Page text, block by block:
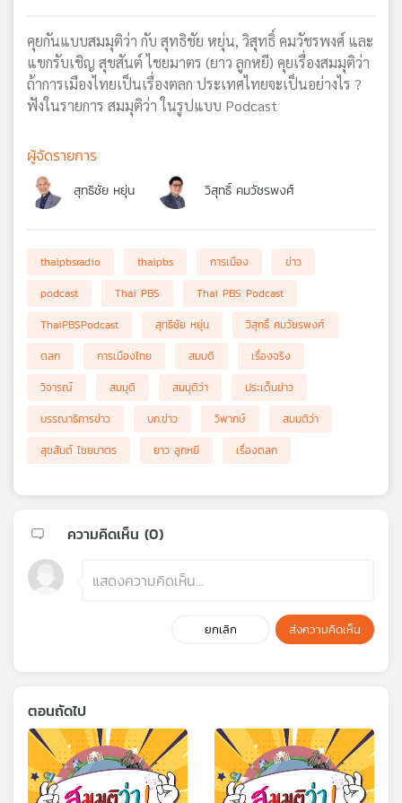
ข่าย
คุยกันแบบสมมุติว่า กับ สุทธิชัย หยุ่น, วิสุทธิ์ คมวัชรพงศ์ และ
แขกรับเชิญ สุขสันต์ ไชยมาตร (ยาว ลูกหยี) คุยเรื่องสมมุติว่า
ถ้าการเมืองไทยเป็นเรื่องตลก ประเทศไทยจะเป็นอย่างไร ?
ฟังในรายการ สมมุติว่า ในรูปแบบ Podcast
ผู้จัดรายการ
สุทธิชัย หยุ่น วิสุทธิ์ คมวัชรพงศ์
thaipbsradio thaipbs การเมือง
ข่าว
podcast
Thai PBS
Thai PBS Podcast
ThaiPBSPodcast
สุทธิชัย หยุ่น
วิสุทธิ์ คมวัชรพงศ์
ตลก
การเมืองไทย สมมติ
เรื่องจริง
วิจารณ์
สมมุติ สมมุติว่า
ประเด็นข่าว
บรรณาธิการข่าว
บก.ข่าว วิพากษ์
สมมติว่า
สุขสันต์ ไชยมาตร
ยาว ลูกหยี เรื่องตลก
ความคิดเห็น (0)
ยกเลิก ส่งความคิดเห็น
ตอนถัดไป